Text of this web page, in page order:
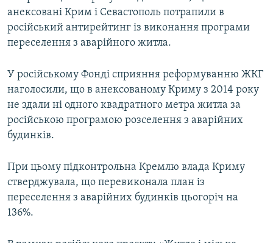
анексовані Крим і Севастополь потрапили в
російський антирейтинг із виконання програми
переселення з аварійного житла.
У російському Фонді сприяння реформуванню ЖКГ
наголосили, що в анексованому Криму з 2014 року
не здали ні одного квадратного метра житла за
російською програмою розселення з аварійних
будинків.
При цьому підконтрольна Кремлю влада Криму
стверджувала, що перевиконала план із
переселення з аварійних будинків цьогоріч на
136%.